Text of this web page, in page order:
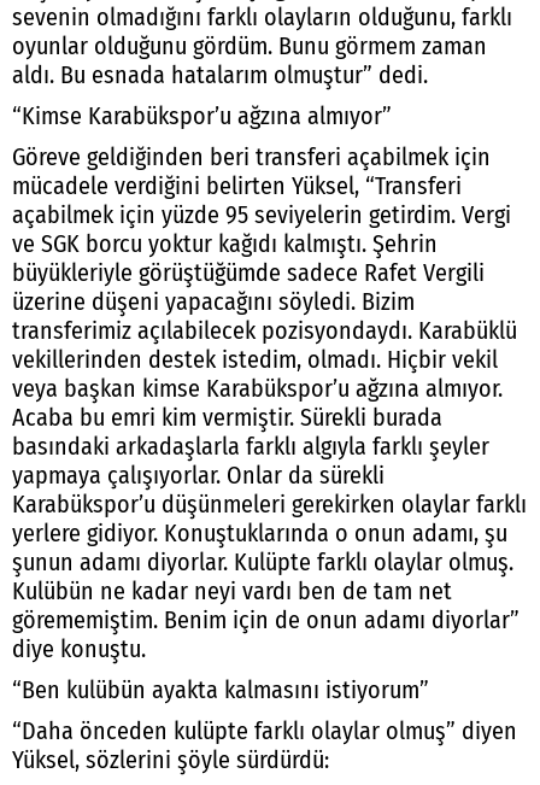
sevenin olmadığını farklı olayların olduğunu, farklı
oyunlar olduğunu gördüm. Bunu görmem zaman
aldı. Bu esnada hatalarım olmuştur” dedi.
“Kimse Karabükspor’u ağzına almıyor”
Göreve geldiğinden beri transferi açabilmek için
mücadele verdiğini belirten Yüksel, “Transferi
açabilmek için yüzde 95 seviyelerin getirdim. Vergi
ve SGK borcu yoktur kağıdı kalmıştı. Şehrin
büyükleriyle görüştüğümde sadece Rafet Vergili
üzerine düşeni yapacağını söyledi. Bizim
transferimiz açılabilecek pozisyondaydı. Karabüklü
vekillerinden destek istedim, olmadı. Hiçbir vekil
veya başkan kimse Karabükspor’u ağzına almıyor.
Acaba bu emri kim vermiştir. Sürekli burada
basındaki arkadaşlarla farklı algıyla farklı şeyler
yapmaya çalışıyorlar. Onlar da sürekli
Karabükspor’u düşünmeleri gerekirken olaylar farklı
yerlere gidiyor. Konuştuklarında o onun adamı, şu
şunun adamı diyorlar. Kulüpte farklı olaylar olmuş.
Kulübün ne kadar neyi vardı ben de tam net
görememiştim. Benim için de onun adamı diyorlar”
diye konuştu.
“Ben kulübün ayakta kalmasını istiyorum”
“Daha önceden kulüpte farklı olaylar olmuş” diyen
Yüksel, sözlerini şöyle sürdürdü: